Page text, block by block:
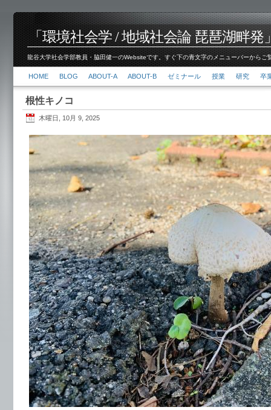
「環境社会学 / 地域社会論 琵琶湖畔発
龍谷大学社会学部教員・脇田健一のWebsiteです。すぐ下の青文字のメニューバーから
HOME BLOG ABOUT-A ABOUT-B ゼミナール 授業 研究 卒
根性キノコ
木曜日, 10月 9, 2025